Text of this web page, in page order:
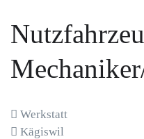
Werkstatt
Kägiswil